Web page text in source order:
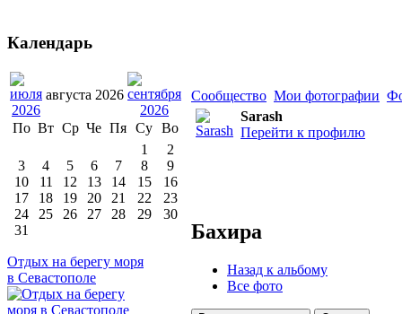
Сообщество Мои фотографии
Sarash
Перейти к профилю
Бахира
Назад к альбому
Все фото
Календарь
августа 2026
По Вт Ср Че Пя Су Во
1
2
3
4 5 6 7 8
9
10
11 12 13 14 15
16
17
18 19 20 21 22
23
24
25 26 27 28 29
30
31
Отдых на берегу моря
в Севастополе